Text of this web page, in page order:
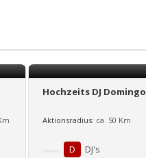
Hochzeits DJ Domingo
Aktionsradius: ca. 50 Km
D DJ's